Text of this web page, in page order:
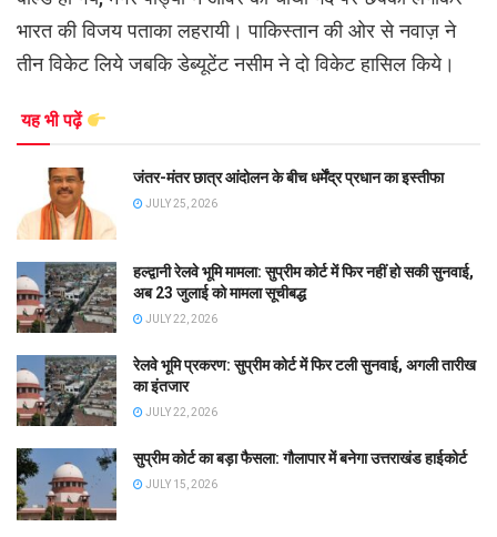
भारत की विजय पताका लहरायी। पाकिस्तान की ओर से नवाज़ ने
तीन विकेट लिये जबकि डेब्यूटेंट नसीम ने दो विकेट हासिल किये।
यह भी पढ़ें
जंतर-मंतर छात्र आंदोलन के बीच धर्मेंद्र प्रधान का इस्तीफा
JULY 25, 2026
हल्द्वानी रेलवे भूमि मामला: सुप्रीम कोर्ट में फिर नहीं हो सकी सुनवाई,
अब 23 जुलाई को मामला सूचीबद्ध
JULY 22, 2026
रेलवे भूमि प्रकरण: सुप्रीम कोर्ट में फिर टली सुनवाई, अगली तारीख
का इंतजार
JULY 22, 2026
सुप्रीम कोर्ट का बड़ा फैसला: गौलापार में बनेगा उत्तराखंड हाईकोर्ट
JULY 15, 2026